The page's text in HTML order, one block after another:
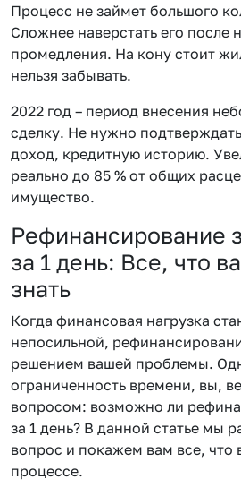
Процесс не займет большого
Сложнее наверстать его после
промедления. На кону стоит
нельзя забывать.
2022 год – период внесения
сделку. Не нужно
доход, кредитную историю.
реально до 85 % от общих
имущество.
Рефинансирование
за 1 день: Все, что
знать
Когда финансовая нагрузка
непосильной,
решением вашей проблемы.
ограниченность времени, вы,
вопросом: возможно ли
за 1 день? В данной статье мы
вопрос и покажем вам все, что
процессе.